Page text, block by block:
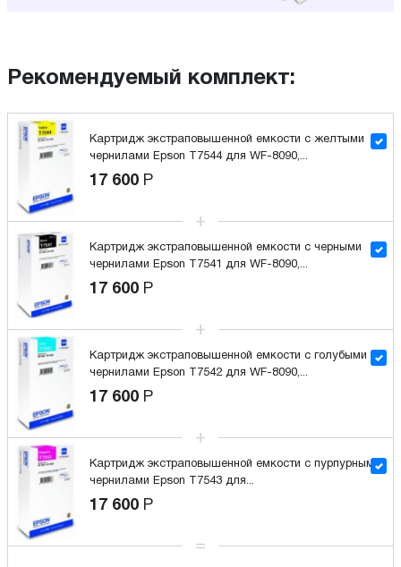
Рекомендуемый комплект:
Картридж экстраповышенной емкости с желтыми
чернилами Epson T7544 для WF-8090,...
17 600 Р
Картридж экстраповышенной емкости с черными
чернилами Epson T7541 для WF-8090,...
17 600 Р
Картридж экстраповышенной емкости с голубыми
чернилами Epson T7542 для WF-8090,...
17 600 Р
Картридж экстраповышенной емкости с пурпурными
чернилами Epson T7543 для...
17 600 Р